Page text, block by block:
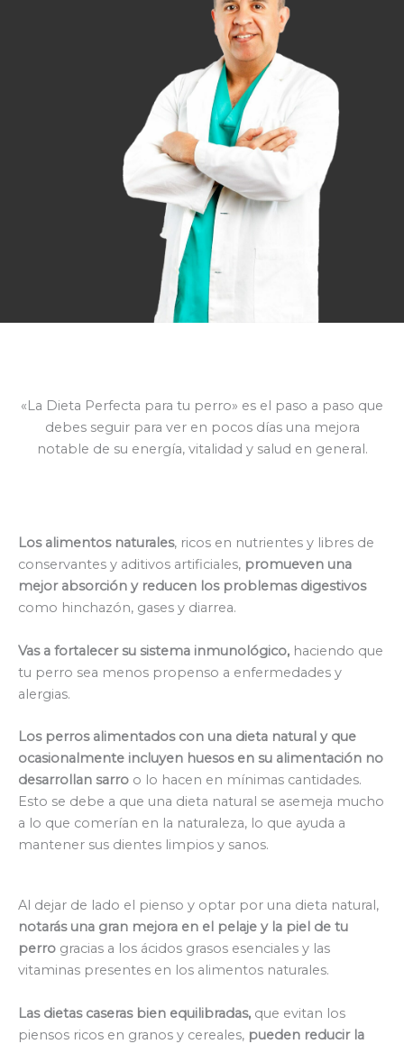
«La Dieta Perfecta para tu perro» es el paso a paso que
debes seguir para ver en pocos días una mejora
notable de su energía, vitalidad y salud en general.
Los alimentos naturales, ricos en nutrientes y libres de
conservantes y aditivos artificiales, promueven una
mejor absorción y reducen los problemas digestivos
como hinchazón, gases y diarrea.
Vas a fortalecer su sistema inmunológico, haciendo que
tu perro sea menos propenso a enfermedades y
alergias.
Los perros alimentados con una dieta natural y que
ocasionalmente incluyen huesos en su alimentación no
desarrollan sarro o lo hacen en mínimas cantidades.
Esto se debe a que una dieta natural se asemeja mucho
a lo que comerían en la naturaleza, lo que ayuda a
mantener sus dientes limpios y sanos​​.
Al dejar de lado el pienso y optar por una dieta natural,
notarás una gran mejora en el pelaje y la piel de tu
perro gracias a los ácidos grasos esenciales y las
vitaminas presentes en los alimentos naturales.
Las dietas caseras bien equilibradas, que evitan los
piensos ricos en granos y cereales, pueden reducir la